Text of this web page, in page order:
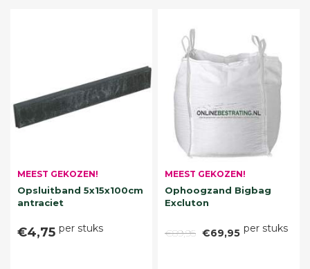
MEEST GEKOZEN!
Opsluitband 5x15x100cm
antraciet
€4,75 per stuks
MEEST GEKOZEN!
Ophoogzand Bigbag
Excluton
€89,95 €69,95 per stuks